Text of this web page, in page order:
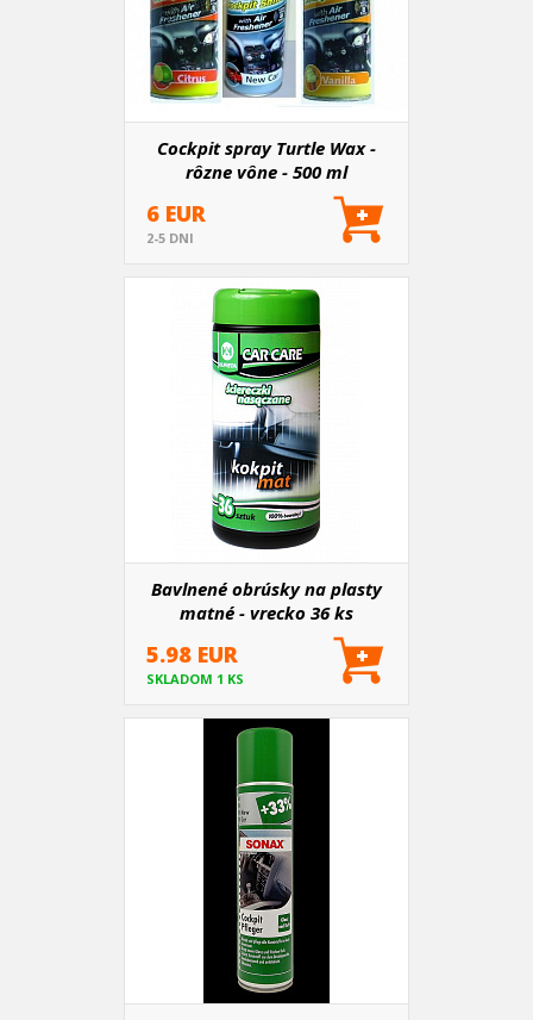
Cockpit spray Turtle Wax -
rôzne vône - 500 ml
6 EUR
2-5 DNI
Bavlnené obrúsky na plasty
matné - vrecko 36 ks
5.98 EUR
SKLADOM 1 KS